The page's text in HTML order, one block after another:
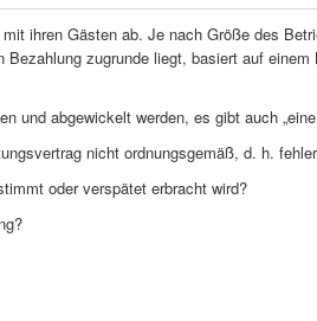
ihren Gästen ab. Je nach Größe des
zugrunde liegt, basiert auf
abgewickelt werden, es gibt auch
nicht ordnungsgemäß, d. h.
oder verspätet erbracht wird?